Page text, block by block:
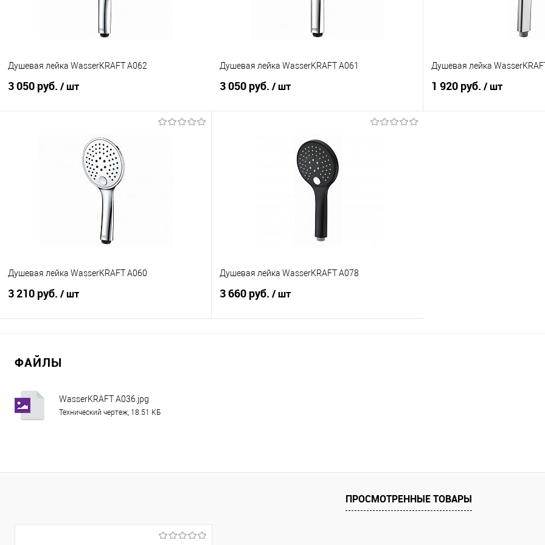
Душевая лейка WasserKRAFT A062
3 050 руб. / шт
В корзину
Душевая лейка WasserKRAFT A061
3 050 руб. / шт
Душевая лейка
1 920 руб. / шт
Душевая лейка WasserKRAFT A060
3 210 руб. / шт
В избранное
В наличии
Цвет :
Душевая лейка WasserKRAFT A078
3 660 руб. / шт
ФАЙЛЫ
WasserKRAFT A036.jpg
Технический чертеж, 18.51 КБ
ПРОСМОТРЕННЫЕ ТОВАРЫ